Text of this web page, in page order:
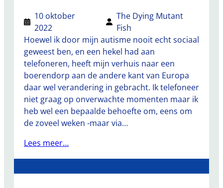
10 oktober
2022
The Dying Mutant
Fish
Hoewel ik door mijn autisme nooit echt sociaal
geweest ben, en een hekel had aan
telefoneren, heeft mijn verhuis naar een
boerendorp aan de andere kant van Europa
daar wel verandering in gebracht. Ik telefoneer
niet graag op onverwachte momenten maar ik
heb wel een bepaalde behoefte om, eens om
de zoveel weken -maar via…
Lees meer…